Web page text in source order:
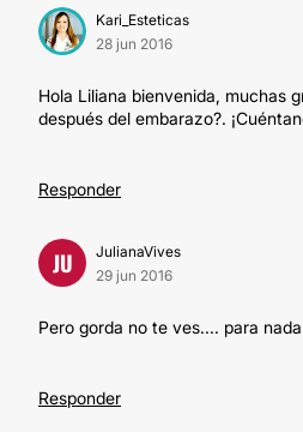
Kari_Esteticas
28 jun 2016
Hola Liliana bienvenida, muchas
después del embarazo?.
Responder
JU
JulianaVives
29 jun 2016
Pero gorda no te ves.... para
Responder